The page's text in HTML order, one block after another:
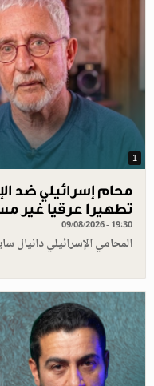
1
محام إسرائيلي ضد
تطهيرا عرقيا غير
09/08/2026 - 19:30
المحامي الإسرائيلي دانيال